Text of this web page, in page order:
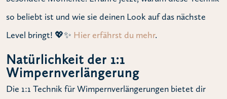
so beliebt ist und wie sie deinen Look auf das nächste
Level bringt! 💖✨ Hier erfährst du mehr.
Natürlichkeit der 1:1
Wimpernverlängerung
Die 1:1 Technik für Wimpernverlängerungen bietet dir